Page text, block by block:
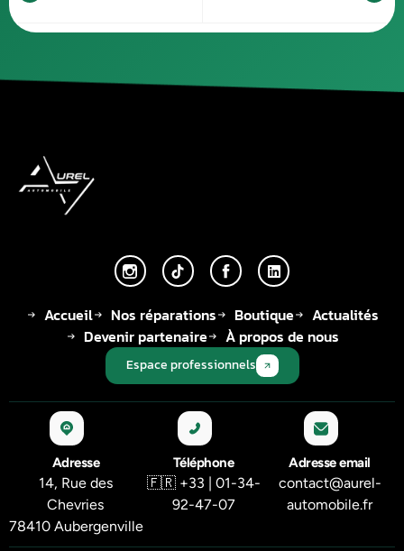
Accueil Nos réparations Boutique
Actualités
Devenir partenaire
À propos de nous
Espace professionnels
Adresse
14, Rue des
Chevries
78410 Aubergenville
Téléphone
🇫🇷 +33 | 01-34-
92-47-07
Adresse email
contact@aurel-
automobile.fr